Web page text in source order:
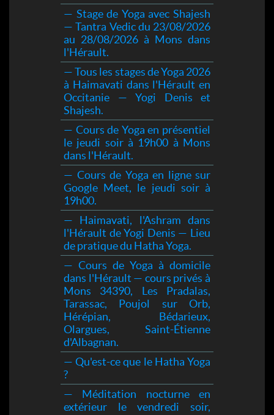
— Stage de Yoga avec Shajesh
— Tantra Vedic du 23/08/2026
au 28/08/2026 à Mons dans
l'Hérault.
— Tous les stages de Yoga 2026
à Haimavati dans l'Hérault en
Occitanie — Yogi Denis et
Shajesh.
— Cours de Yoga en présentiel
le jeudi soir à 19h00 à Mons
dans l'Hérault.
— Cours de Yoga en ligne sur
Google Meet, le jeudi soir à
19h00.
— Haimavati, l'Ashram dans
l'Hérault de Yogi Denis — Lieu
de pratique du Hatha Yoga.
— Cours de Yoga à domicile
dans l'Hérault — cours privés à
Mons 34390, Les Pradalas,
Tarassac, Poujol sur Orb,
Hérépian, Bédarieux,
Olargues, Saint-Étienne
d'Albagnan.
— Qu'est-ce que le Hatha Yoga
?
— Méditation nocturne en
extérieur le vendredi soir,